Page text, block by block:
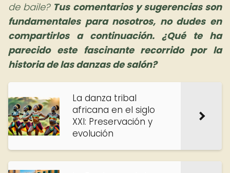
de baile? Tus comentarios y sugerencias son
fundamentales para nosotros, no dudes en
compartirlos a continuación. ¿Qué te ha
parecido este fascinante recorrido por la
historia de las danzas de salón?
La danza tribal
africana en el siglo
XXI: Preservación y
evolución